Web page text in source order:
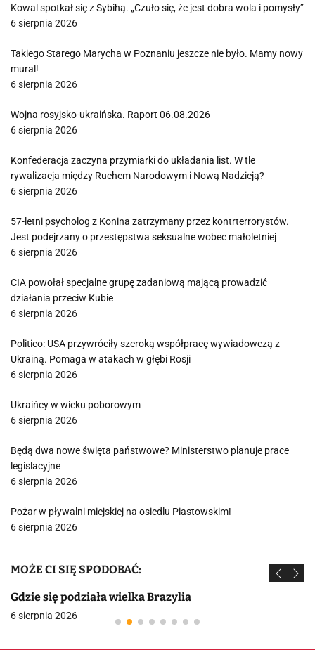
Kowal spotkał się z Sybihą. „Czuło się, że jest dobra wola i pomysły”
6 sierpnia 2026
Takiego Starego Marycha w Poznaniu jeszcze nie było. Mamy nowy
mural!
6 sierpnia 2026
Wojna rosyjsko-ukraińska. Raport 06.08.2026
6 sierpnia 2026
Konfederacja zaczyna przymiarki do układania list. W tle
rywalizacja między Ruchem Narodowym i Nową Nadzieją?
6 sierpnia 2026
57-letni psycholog z Konina zatrzymany przez kontrterrorystów.
Jest podejrzany o przestępstwa seksualne wobec małoletniej
6 sierpnia 2026
CIA powołał specjalne grupę zadaniową mającą prowadzić
działania przeciw Kubie
6 sierpnia 2026
Politico: USA przywróciły szeroką współpracę wywiadowczą z
Ukrainą. Pomaga w atakach w głębi Rosji
6 sierpnia 2026
Ukraińcy w wieku poborowym
6 sierpnia 2026
Będą dwa nowe święta państwowe? Ministerstwo planuje prace
legislacyjne
6 sierpnia 2026
Pożar w pływalni miejskiej na osiedlu Piastowskim!
6 sierpnia 2026
MOŻE CI SIĘ SPODOBAĆ:
Gdzie się podziała wielka Brazylia
6 sierpnia 2026